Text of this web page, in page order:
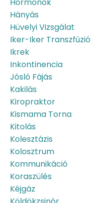
Hányás
Hüvelyi Vizsgálat
Iker-Iker Transzfúzió
Ikrek
Inkontinencia
Jósló Fájás
Kakilás
Kiropraktor
Kismama Torna
Kitolás
Kolesztázis
Kolosztrum
Kommunikáció
Koraszülés
Kéjgáz